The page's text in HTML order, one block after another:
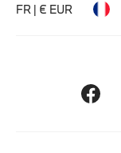
FR | € EUR